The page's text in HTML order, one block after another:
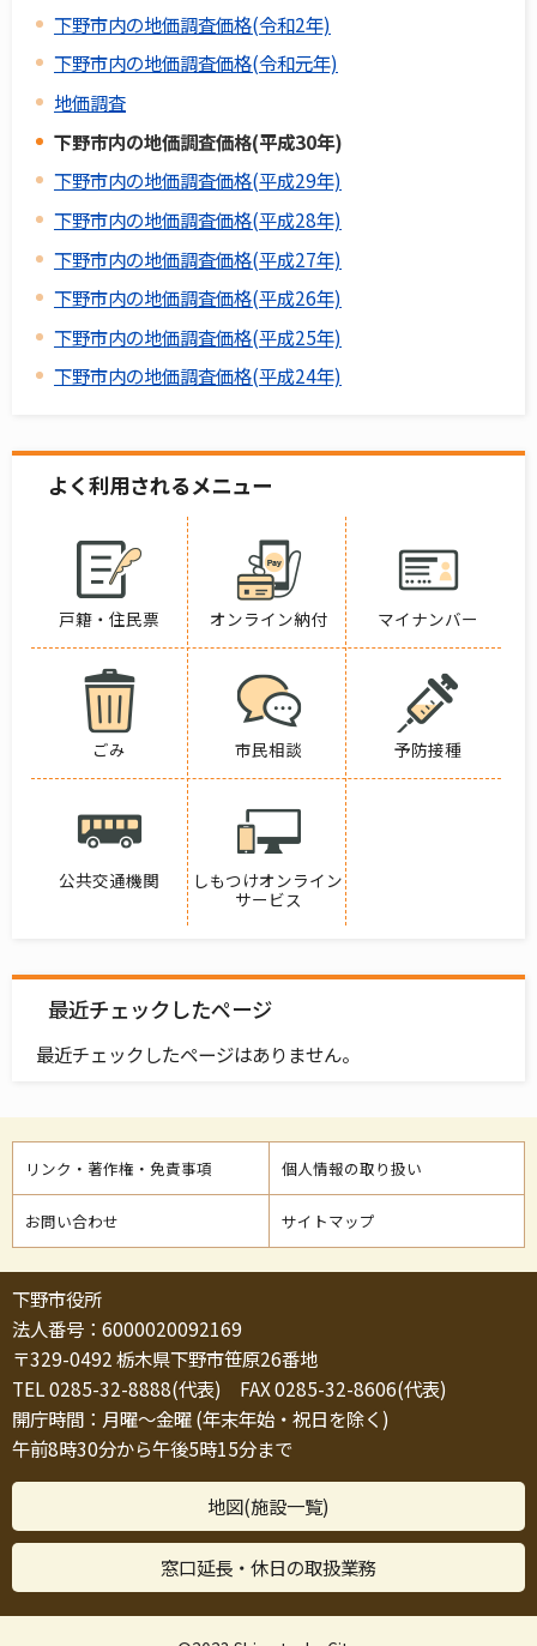
下野市内の地価調査価格(令和2年)
下野市内の地価調査価格(令和元年)
地価調査
下野市内の地価調査価格(平成30年)
下野市内の地価調査価格(平成29年)
下野市内の地価調査価格(平成28年)
下野市内の地価調査価格(平成27年)
下野市内の地価調査価格(平成26年)
下野市内の地価調査価格(平成25年)
下野市内の地価調査価格(平成24年)
よく利用されるメニュー
戸籍・住民票 オンライン納付 マイナンバー
ごみ 市民相談 予防接種
公共交通機関
しもつけオンライン
サービス
最近チェックしたページ
最近チェックしたページはありません。
リンク・著作権・免責事項 個人情報の取り扱い
お問い合わせ サイトマップ
下野市役所
法人番号：6000020092169
〒329-0492 栃木県下野市笹原26番地
TEL 0285-32-8888(代表) FAX 0285-32-8606(代表)
開庁時間：月曜～金曜 (年末年始・祝日を除く)
午前8時30分から午後5時15分まで
地図(施設一覧)
窓口延長・休日の取扱業務